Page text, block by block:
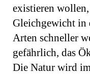
existieren
Gleichgewicht in
Arten schneller
gefährlich, das
Die Natur wird